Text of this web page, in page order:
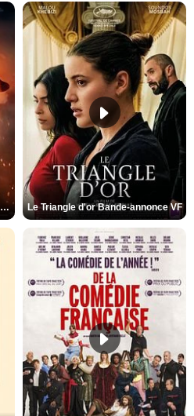
L'Odyssée Bande-annonce VO STFR Le Triangle d'or Bande-annonce VF